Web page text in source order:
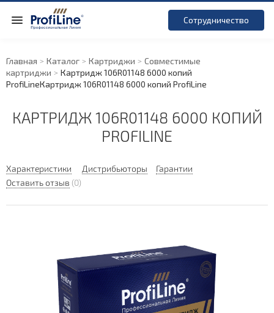
Сотрудничество
Главная Каталог Картриджи
Совместимые
картриджи
Картридж 106R01148 6000 копий
ProfiLineКартридж 106R01148 6000 копий ProfiLine
КАРТРИДЖ 106R01148 6000 КОПИЙ
PROFILINE
Характеристики Дистрибьюторы
Гарантии
Оставить отзыв (0)